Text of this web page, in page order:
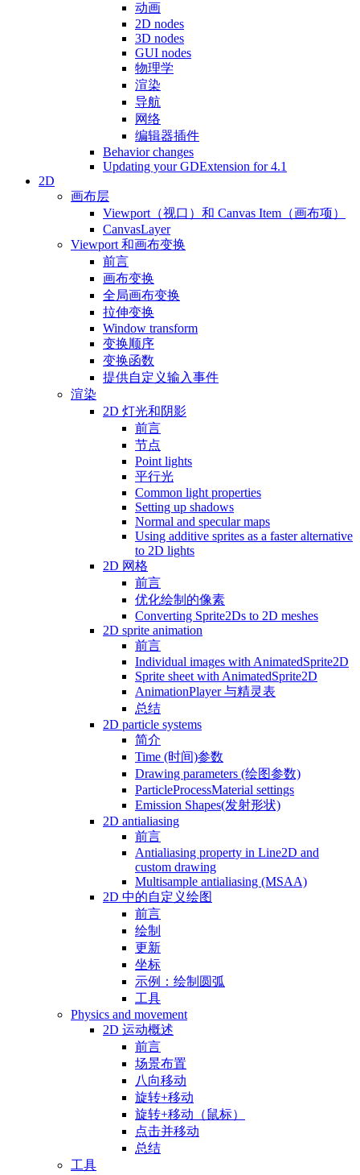
动画
2D nodes
3D nodes
GUI nodes
物理学
渲染
导航
网络
编辑器插件
Behavior changes
Updating your GDExtension for 4.1
2D
画布层
Viewport（视口）和 Canvas Item（画布项）
CanvasLayer
Viewport 和画布变换
前言
画布变换
全局画布变换
拉伸变换
Window transform
变换顺序
变换函数
提供自定义输入事件
渲染
2D 灯光和阴影
前言
节点
Point lights
平行光
Common light properties
Setting up shadows
Normal and specular maps
Using additive sprites as a faster alternative
to 2D lights
2D 网格
前言
优化绘制的像素
Converting Sprite2Ds to 2D meshes
2D sprite animation
前言
Individual images with AnimatedSprite2D
Sprite sheet with AnimatedSprite2D
AnimationPlayer 与精灵表
总结
2D particle systems
简介
Time (时间)参数
Drawing parameters (绘图参数)
ParticleProcessMaterial settings
Emission Shapes(发射形状)
2D antialiasing
前言
Antialiasing property in Line2D and
custom drawing
Multisample antialiasing (MSAA)
2D 中的自定义绘图
前言
绘制
更新
坐标
示例：绘制圆弧
工具
Physics and movement
2D 运动概述
前言
场景布置
八向移动
旋转+移动
旋转+移动（鼠标）
点击并移动
总结
工具